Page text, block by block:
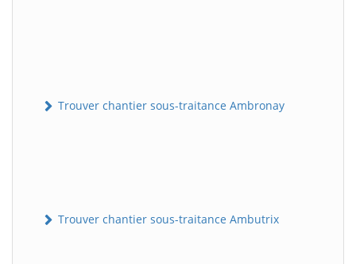
Trouver chantier sous-traitance Ambronay
Trouver chantier sous-traitance Ambutrix